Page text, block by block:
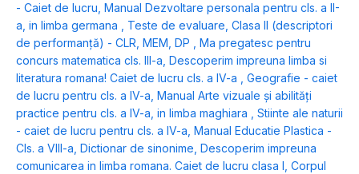
- Caiet de lucru Manual Dezvoltare personala pentru cls. a II-
a, in limba germana
Teste de evaluare, Clasa II (descriptori
de performanță) - CLR, MEM, DP
Ma pregatesc pentru
concurs matematica cls. III-a Descoperim impreuna limba si
literatura romana! Caiet de lucru cls. a IV-a
Geografie - caiet
de lucru pentru cls. a IV-a Manual Arte vizuale și abilități
practice pentru cls. a IV-a, in limba maghiara
Stiinte ale naturii
- caiet de lucru pentru cls. a IV-a Manual Educatie Plastica -
Cls. a VIII-a Dictionar de sinonime Descoperim impreuna
comunicarea in limba romana. Caiet de lucru clasa I Corpul